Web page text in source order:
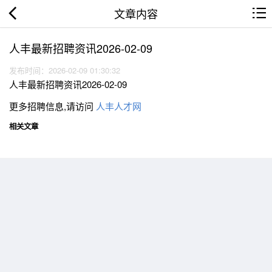
文章内容
人丰最新招聘资讯2026-02-09
发布时间：2026-02-09 01:30:32
人丰最新招聘资讯2026-02-09
更多招聘信息,请访问 人丰人才网
相关文章